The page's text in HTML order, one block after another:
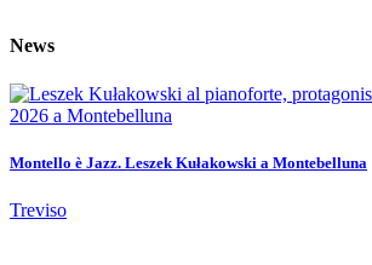
News
Montello è Jazz. Leszek Kułakowski a Montebelluna
Treviso